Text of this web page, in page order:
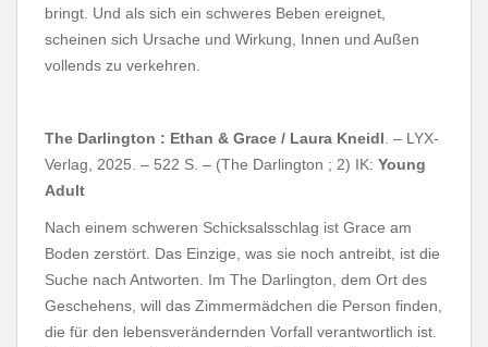
bringt. Und als sich ein schweres Beben ereignet,
scheinen sich Ursache und Wirkung, Innen und Außen
vollends zu verkehren.
The Darlington : Ethan & Grace / Laura Kneidl . – LYX-
Verlag, 2025. – 522 S. – (The Darlington ; 2) IK: Young
Adult
Nach einem schweren Schicksalsschlag ist Grace am
Boden zerstört. Das Einzige, was sie noch antreibt, ist die
Suche nach Antworten. Im The Darlington, dem Ort des
Geschehens, will das Zimmermädchen die Person finden,
die für den lebensverändernden Vorfall verantwortlich ist.